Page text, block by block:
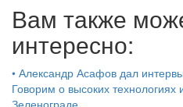
Вам также
интересно:
• Александр Асафов дал
Говорим о высоких
Зеленограде